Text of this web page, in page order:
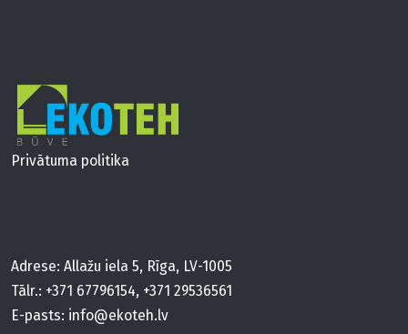
Privātuma politika
Adrese: Allažu iela 5, Rīga, LV-1005
Tālr.: +371 67796154, +371 29536561
E-pasts: info@ekoteh.lv